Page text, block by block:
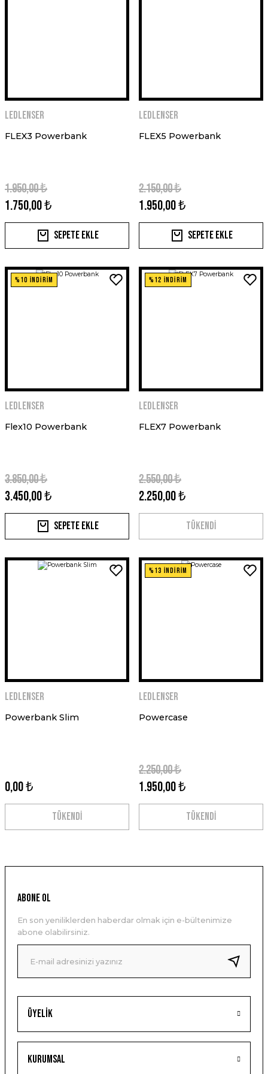
Ledlenser
FLEX3 Powerbank
1.750,00 ₺
1.950,00 ₺
Sepete Ekle
Ledlenser
FLEX5 Powerbank
1.950,00 ₺
2.150,00 ₺
Sepete Ekle
%10 İNDİRİM
Ledlenser
Flex10 Powerbank
3.450,00 ₺
3.850,00 ₺
Sepete Ekle
%12 İNDİRİM
Ledlenser
FLEX7 Powerbank
2.250,00 ₺
2.550,00 ₺
TÜKENDİ
Ledlenser
Powerbank Slim
0,00 ₺
TÜKENDİ
%13 İNDİRİM
Ledlenser
Powercase
1.950,00 ₺
2.250,00 ₺
TÜKENDİ
Üyelik
Kurumsal
ABONE OL
En son yeniliklerden haberdar olmak için e-bültenimize
abone olabilirsiniz.